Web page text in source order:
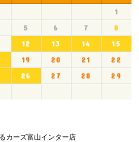
1
5 6 7
8
12 13 14
15
19 20 21
22
26 27 28
29
カーズ富山インター店